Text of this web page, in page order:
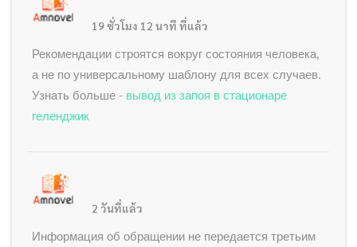
19 ชั่วโมง 12 นาที ที่แล้ว
Рекомендации строятся вокруг состояния человека,
а не по универсальному шаблону для всех случаев.
Узнать больше - вывод из запоя в стационаре
геленджик
2 วันที่แล้ว
Информация об обращении не передается третьим